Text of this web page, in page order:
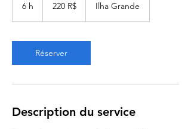
6 h
brésiliens
220 R$ Ilha Grande
Réserver
Description du service